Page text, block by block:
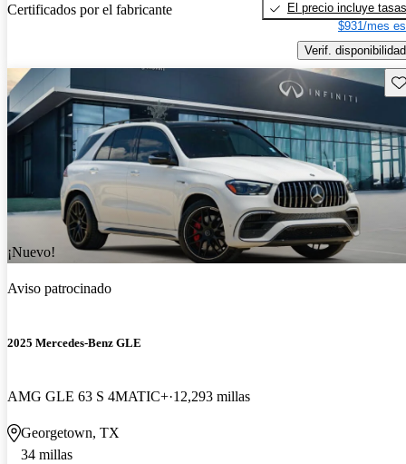
Certificados por el fabricante
El precio incluye tasas
$931/mes
Verif. disponibilidad
¡Nuevo!
Aviso patrocinado
2025 Mercedes-Benz GLE
AMG GLE 63 S 4MATIC+ 12,293 millas
Georgetown, TX
34 millas